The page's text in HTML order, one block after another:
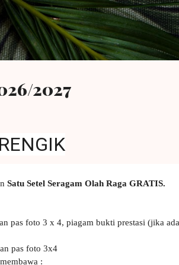
ke konten utama
2027
Satu Setel Seragam Olah Raga GRATIS.
pas foto 3 x 4, piagam bukti prestasi (jika
pas foto 3x4
: